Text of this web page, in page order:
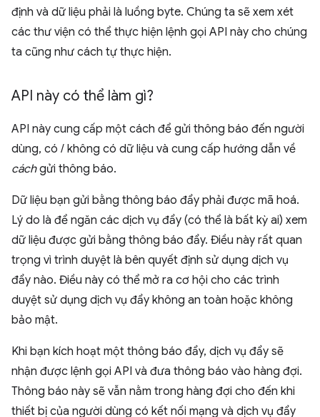
định và dữ liệu phải là luồng byte. Chúng ta sẽ xem xét
các thư viện có thể thực hiện lệnh gọi API này cho chúng
ta cũng như cách tự thực hiện.
API này có thể làm gì?
API này cung cấp một cách để gửi thông báo đến người
dùng, có / không có dữ liệu và cung cấp hướng dẫn về
cáchgửi thông báo.
Dữ liệu bạn gửi bằng thông báo đẩy phải được mã hoá.
Lý do là để ngăn các dịch vụ đẩy (có thể là bất kỳ ai) xem
dữ liệu được gửi bằng thông báo đẩy. Điều này rất quan
trọng vì trình duyệt là bên quyết định sử dụng dịch vụ
đẩy nào. Điều này có thể mở ra cơ hội cho các trình
duyệt sử dụng dịch vụ đẩy không an toàn hoặc không
bảo mật.
Khi bạn kích hoạt một thông báo đẩy, dịch vụ đẩy sẽ
nhận được lệnh gọi API và đưa thông báo vào hàng đợi.
Thông báo này sẽ vẫn nằm trong hàng đợi cho đến khi
thiết bị của người dùng có kết nối mạng và dịch vụ đẩy